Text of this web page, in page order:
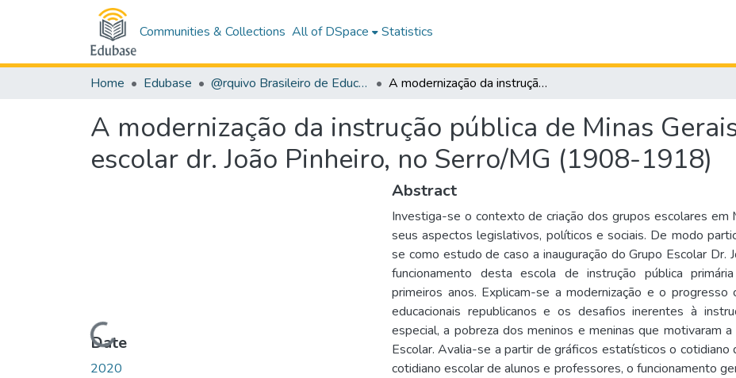
Communities & Collections All of DSpace Statistics
Home Edubase @rquivo Brasileiro de Educação A modernização da instrução pública de Minas Gerais a partir do grupo escolar dr. João Pinheiro, no Serro/MG (1908-1918)
A modernização da instrução pública de Minas
escolar dr. João Pinheiro, no Serro/MG (1908-1918)
Loading...
Date
2020
Abstract
Investiga-se o contexto de criação dos grupos escolares em
seus aspectos legislativos, políticos e sociais. De modo
se como estudo de caso a inauguração do Grupo Escolar Dr.
funcionamento desta escola de instrução pública
primeiros anos. Explicam-se a modernização e o progresso
educacionais republicanos e os desafios inerentes à
especial, a pobreza dos meninos e meninas que motivaram a
Escolar. Avalia-se a partir de gráficos estatísticos o cotidiano
cotidiano escolar de alunos e professores, o funcionamento